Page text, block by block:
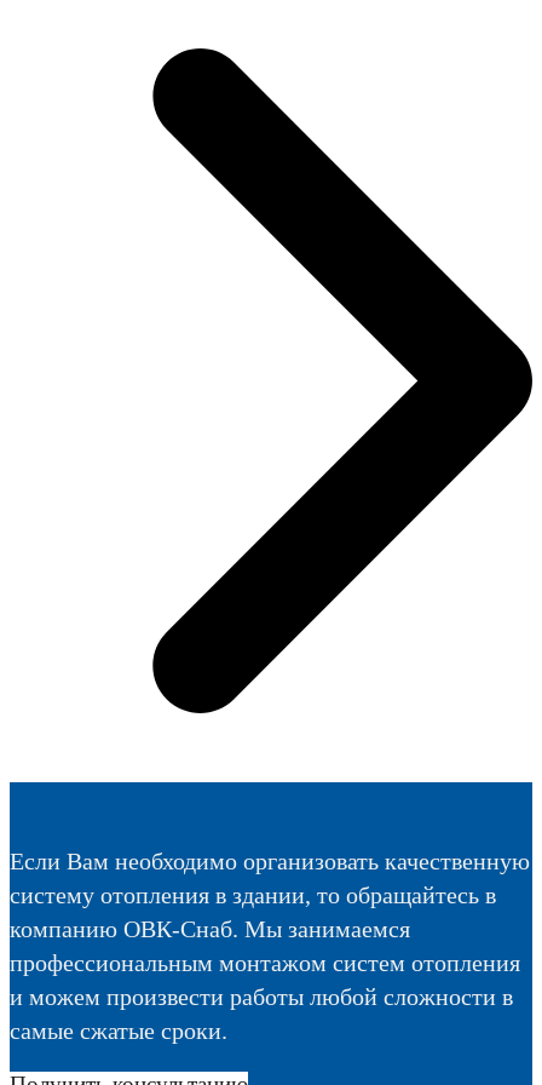
Если Вам необходимо организовать качественную
систему отопления в здании, то обращайтесь в
компанию ОВК-Снаб. Мы занимаемся
профессиональным монтажом систем отопления
и можем произвести работы любой сложности в
самые сжатые сроки.